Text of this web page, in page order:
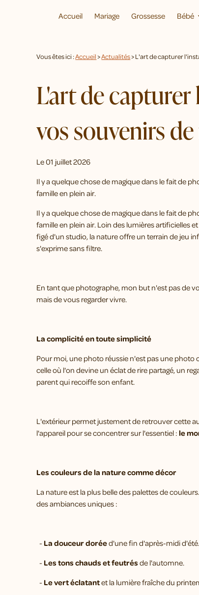
Accueil Mariage Grossesse Bébé
Vous êtes ici :Accueil>Actualités> L'art de capturer
L'art de
vos souvenirs
Le01 juillet 2026
Il y a quelque chose de magique dans le fait de
famille en plein air.
Il y a quelque chose de magique dans le fait de
famille en plein air. Loin des lumières artificielles
figé d'un studio, la nature offre un terrain de jeu
s'exprime sans filtre.
En tant que photographe, mon but n'est pas de
mais de vous regarder vivre.
La complicité en toute simplicité
Pour moi, une photo réussie n'est pas une
celle où l'on devine un éclat de rire partagé, un
parent qui recoiffe son enfant.
L'extérieur permet justement de retrouver cette
l'appareil pour se concentrer sur l'essentiel :le
Les couleurs de la nature comme décor
La nature est la plus belle des palettes de
des ambiances uniques :
- La douceur doréed'une fin d'après-midi d'été.
- Les tons chauds et feutrés de l'automne.
- Le vert éclatantet la lumière fraîche du